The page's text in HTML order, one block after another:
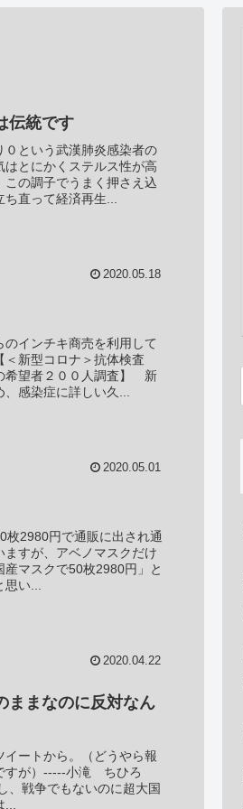
伝統です
という武漢肺炎感染者の
とにかくステルス性が高
の調子でうまく押さえ込
直って経済再生...
2020.05.18
インチキ商売を利用して
新型コロナ＞抗体検査
望者２００人調査】 新
感染症に詳しい久...
2020.05.01
枚2980円で通販に出され通
すが、アベノマスクだけ
マスクで50枚2980円」と
思い...
2020.04.22
ままなのに反対なん
イートから。（どうやら報
すが）-----小滝 ちひろ
、戦争でもないのに超大国